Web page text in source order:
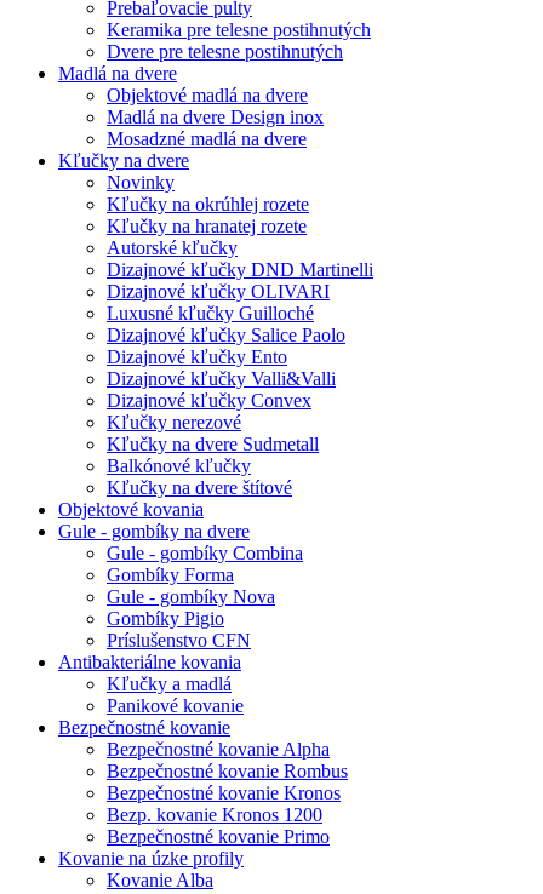
Prebaľovacie pulty
Keramika pre telesne postihnutých
Dvere pre telesne postihnutých
Madlá na dvere
Objektové madlá na dvere
Madlá na dvere Design inox
Mosadzné madlá na dvere
Kľučky na dvere
Novinky
Kľučky na okrúhlej rozete
Kľučky na hranatej rozete
Autorské kľučky
Dizajnové kľučky DND Martinelli
Dizajnové kľučky OLIVARI
Luxusné kľučky Guilloché
Dizajnové kľučky Salice Paolo
Dizajnové kľučky Ento
Dizajnové kľučky Valli&Valli
Dizajnové kľučky Convex
Kľučky nerezové
Kľučky na dvere Sudmetall
Balkónové kľučky
Kľučky na dvere štítové
Objektové kovania
Gule - gombíky na dvere
Gule - gombíky Combina
Gombíky Forma
Gule - gombíky Nova
Gombíky Pigio
Príslušenstvo CFN
Antibakteriálne kovania
Kľučky a madlá
Panikové kovanie
Bezpečnostné kovanie
Bezpečnostné kovanie Alpha
Bezpečnostné kovanie Rombus
Bezpečnostné kovanie Kronos
Bezp. kovanie Kronos 1200
Bezpečnostné kovanie Primo
Kovanie na úzke profily
Kovanie Alba